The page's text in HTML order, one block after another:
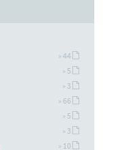
» 44
» 5
» 3
» 66
» 5
» 3
» 10